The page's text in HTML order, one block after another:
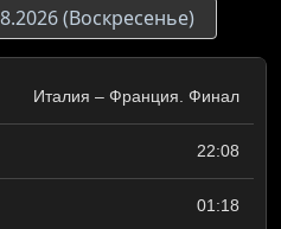
Италия – Франция. Финал
22:08
01:18